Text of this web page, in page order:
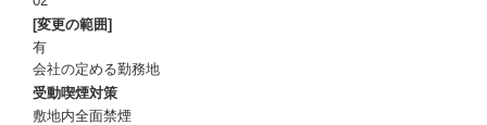
[変更の範囲]
有
会社の定める勤務地
受動喫煙対策
敷地内全面禁煙